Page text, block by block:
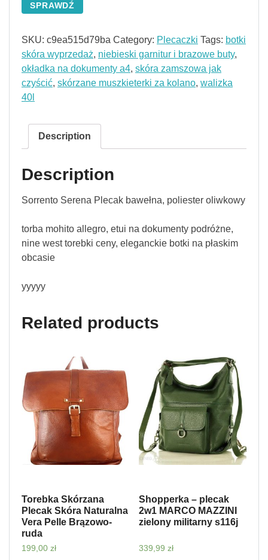
SPRAWDŹ
SKU: c9ea515d79ba Category: Plecaczki Tags: botki
skóra wyprzedaż, niebieski garnitur i brazowe buty,
okładka na dokumenty a4, skóra zamszowa jak
czyścić, skórzane muszkieterki za kolano, walizka
40l
Description
Description
Sorrento Serena Plecak bawełna, poliester oliwkowy
torba mohito allegro, etui na dokumenty podróżne,
nine west torebki ceny, eleganckie botki na płaskim
obcasie
yyyyy
Related products
Torebka Skórzana
Plecak Skóra Naturalna
Vera Pelle Brązowo-
ruda
199,00 zł
Shopperka – plecak
2w1 MARCO MAZZINI
zielony militarny s116j
339,99 zł